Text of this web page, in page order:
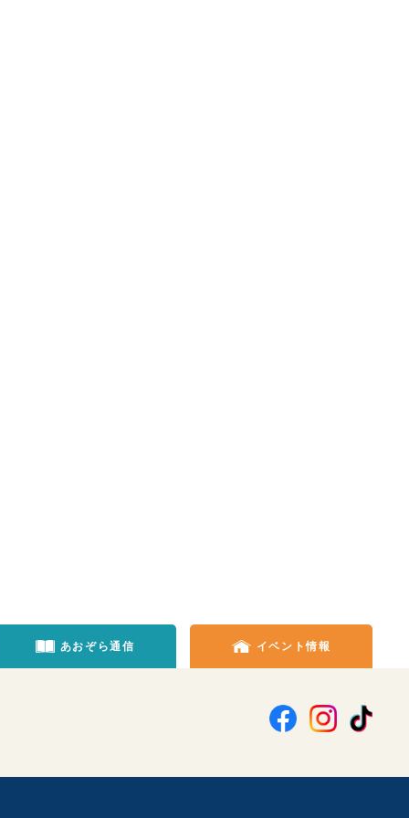
あおぞら通信 イベント情報